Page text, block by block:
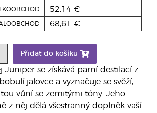
Juniper se získává parní destilací z
jalovce a vyznačuje se svěží,
vůní se zemitými tóny. Jeho
z něj dělá všestranný doplněk vaší
52,14 €
68,61 €
Přidat do košíku